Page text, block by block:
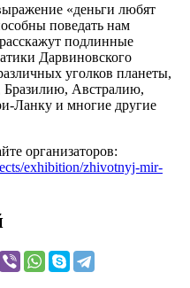
«деньги любят
поведать нам
подлинные
Дарвиновского
уголков планеты,
Австралию,
Ланку и многие другие
организаторов:
exhibition/zhivotnyj-mir-